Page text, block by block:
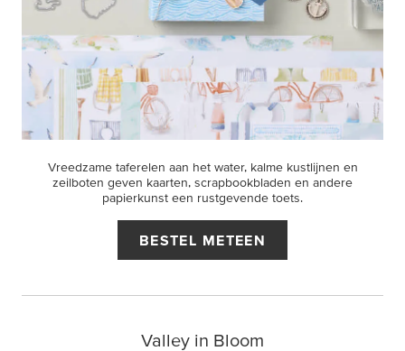
Vreedzame taferelen aan het water, kalme kustlijnen en
zeilboten geven kaarten, scrapbookbladen en andere
papierkunst een rustgevende toets.
BESTEL METEEN
Valley in Bloom